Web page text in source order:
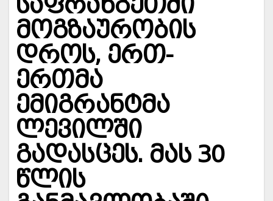
მოგზაურობის
დროს, ერთ-
ერთმა
ემიგრანტმა
ლევილში
გადასცეს. მას 30
წლის